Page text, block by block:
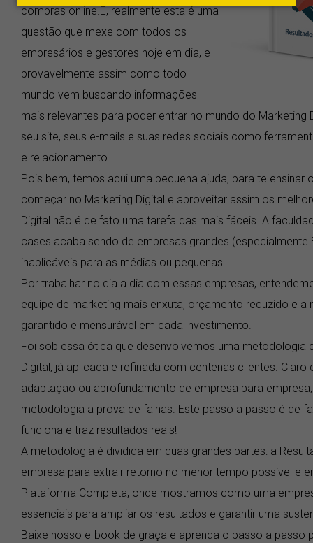
compras online.É, realmente esta é uma
questão que mexe com todos os
empresários e gestores hoje em dia, e
provavelmente assim como todo
mundo vem buscando informações
mais relevantes para poder entrar no mundo do Marketing
seu site, seus e-mails e suas redes sociais como
e relacionamento.
Pois bem, temos aqui uma pequena ajuda, para te
começar no Marketing Digital e aproveitar assim os
Digital não é de fato uma tarefa das mais fáceis. A
cases acaba sendo de empresas grandes
inaplicáveis para as médias ou pequenas.
Por trabalhar no dia a dia com essas empresas,
equipe de marketing mais enxuta, orçamento reduzido e
garantido e mensurável em cada investimento.
Foi sob essa ótica que desenvolvemos uma metodologia
Digital, já aplicada e refinada com centenas clientes.
adaptação ou aprofundamento de empresa para
metodologia a prova de falhas. Este passo a passo é de
funciona e traz resultados reais!
A metodologia é dividida em duas grandes partes: a
empresa para extrair retorno no menor tempo possível e
Plataforma Completa, onde mostramos como uma
essenciais para ampliar os resultados e garantir uma
Baixe nosso e-book de graça e aprenda o passo a passo